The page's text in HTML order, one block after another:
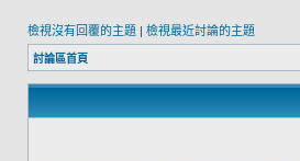
檢視沒有回覆的主題 | 檢視最近討論的主題
討論區首頁